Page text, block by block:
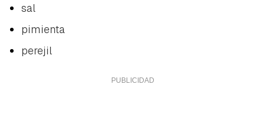
sal
pimienta
perejil